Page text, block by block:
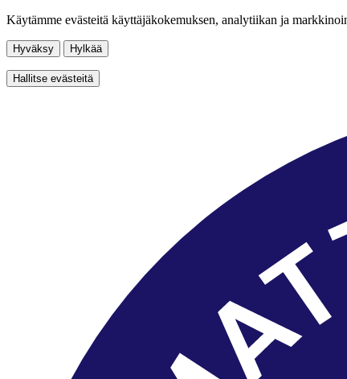
Käytämme evästeitä käyttäjäkokemuksen, analytiikan ja
Hyväksy Hylkää
Hallitse evästeitä